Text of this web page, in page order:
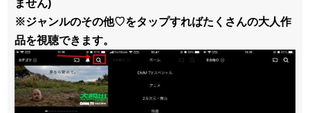
ません)
※ジャンルのその他♡をタップすればたくさんの大人作
品を視聴できます。